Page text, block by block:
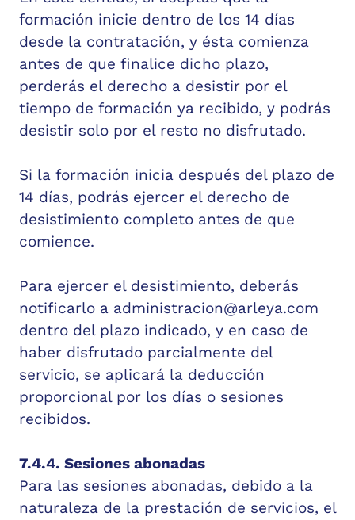
formación inicie dentro de los 14 días
desde la contratación, y ésta comienza
antes de que finalice dicho plazo,
perderás el derecho a desistir por el
tiempo de formación ya recibido, y podrás
desistir solo por el resto no disfrutado.
Si la formación inicia después del plazo de
14 días, podrás ejercer el derecho de
desistimiento completo antes de que
comience.
Para ejercer el desistimiento, deberás
notificarlo a administracion@arleya.com
dentro del plazo indicado, y en caso de
haber disfrutado parcialmente del
servicio, se aplicará la deducción
proporcional por los días o sesiones
recibidos.
7.4.4. Sesiones abonadas
Para las sesiones abonadas, debido a la
naturaleza de la prestación de servicios, el